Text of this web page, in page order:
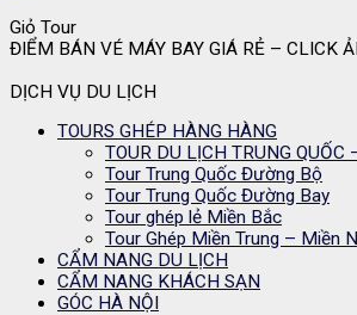
Giỏ Tour
ĐIỂM BÁN VÉ MÁY BAY GIÁ RẺ – CLICK
DỊCH VỤ DU LỊCH
TOURS GHÉP HÀNG HÀNG
TOUR DU LỊCH TRUNG QUỐC
Tour Trung Quốc Đường Bộ
Tour Trung Quốc Đường Bay
Tour ghép lẻ Miền Bắc
Tour Ghép Miền Trung – Miền
CẨM NANG DU LỊCH
CẨM NANG KHÁCH SẠN
GÓC HÀ NỘI